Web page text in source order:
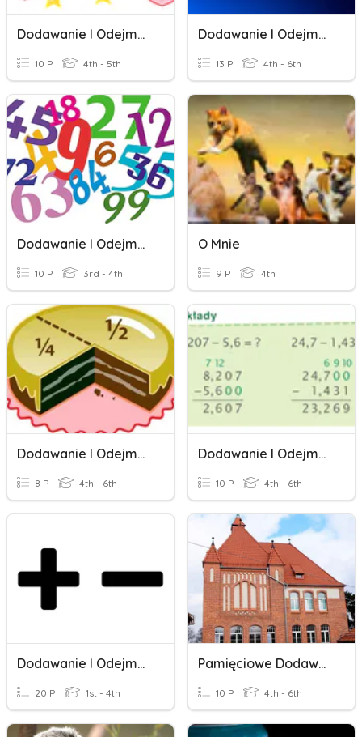
Dodawanie I Odejmowanie Ułamków Dziesiętnych
10 P 4th - 5th
Dodawanie I Odejmowanie W Pamięci
13 P 4th - 6th
Dodawanie I Odejmowanie Do 100
10 P 3rd - 4th
O Mnie
9 P 4th
Dodawanie I Odejmowanie Ułamków Zwykłych
8 P 4th - 6th
Dodawanie I Odejmowanie Ułamków Dziesiętnych
10 P 4th - 6th
Dodawanie I Odejmowanie
20 P 1st - 4th
Pamięciowe Dodawanie I Odejmowanie Ułamków Dziesiętnych
10 P 4th - 6th